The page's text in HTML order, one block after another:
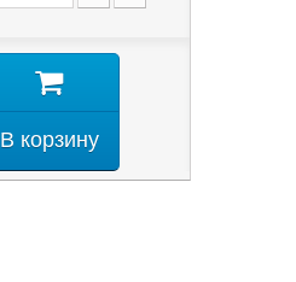
В корзину